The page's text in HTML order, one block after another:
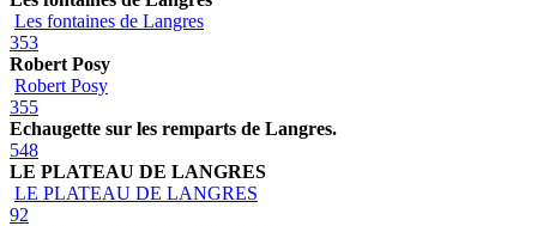
Les fontaines de Langres
353
Robert Posy
Robert Posy
355
Echaugette sur les remparts de Langres.
548
LE PLATEAU DE LANGRES
LE PLATEAU DE LANGRES
92